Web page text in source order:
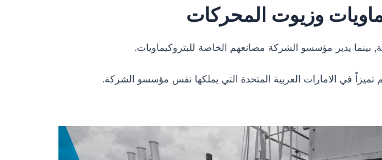
وزيوت المحركات
بينما يدير مؤسسو الشركة مصانعهم الخاصة للبتروكيماويات.
في الامارات العربية المتحدة التي يملكها نفس مؤسسو الشركة.